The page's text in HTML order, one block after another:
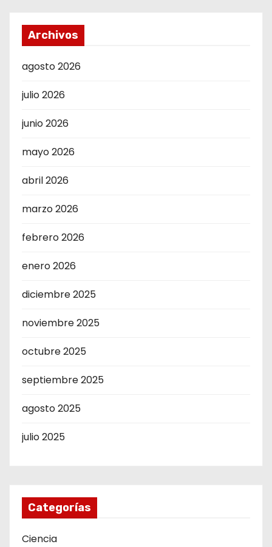
Archivos
agosto 2026
julio 2026
junio 2026
mayo 2026
abril 2026
marzo 2026
febrero 2026
enero 2026
diciembre 2025
noviembre 2025
octubre 2025
septiembre 2025
agosto 2025
julio 2025
Categorías
Ciencia